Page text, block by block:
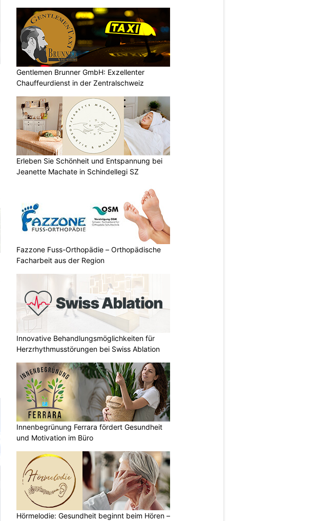
Gentlemen Brunner GmbH: Exzellenter
Chauffeurdienst in der Zentralschweiz
Erleben Sie Schönheit und Entspannung bei
Jeanette Machate in Schindellegi SZ
Fazzone Fuss-Orthopädie – Orthopädische
Facharbeit aus der Region
Innovative Behandlungsmöglichkeiten für
Herzrhythmusstörungen bei Swiss Ablation
Innenbegrünung Ferrara fördert Gesundheit
und Motivation im Büro
Hörmelodie: Gesundheit beginnt beim Hören –